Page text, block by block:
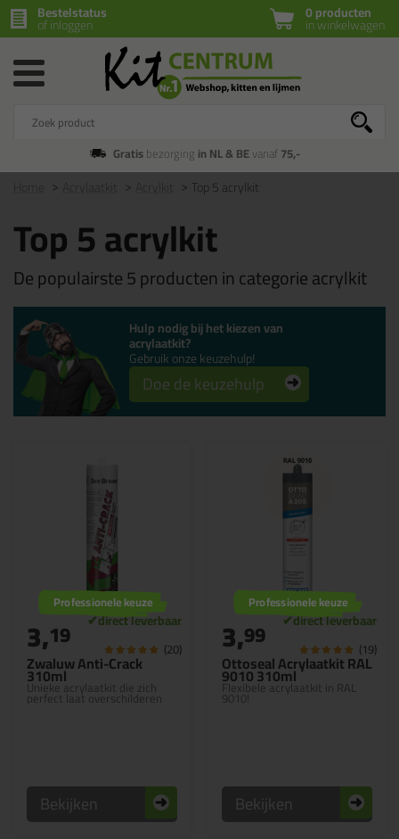
0 producten
in winkelwagen
Bestelstatus
of inloggen
Gratisbezorging in NL & BEvanaf75,-
Top 5 acrylkit
Top 5 acrylkit
De populairste 5 producten in categorie acrylkit
Hulp nodig bij het kiezen van
acrylaatkit?
Gebruik onze keuzehulp!
Doe de keuzehulp
Zwaluw Anti-Crack
310ml
Unieke acrylaatkit die zich
perfect laat overschilderen
Professionele keuze
3,19 (20)
Bekijken
Ottoseal Acrylaatkit RAL
9010 310ml
Flexibele acrylaatkit in RAL
9010!
Professionele keuze
3,99 (19)
Bekijken